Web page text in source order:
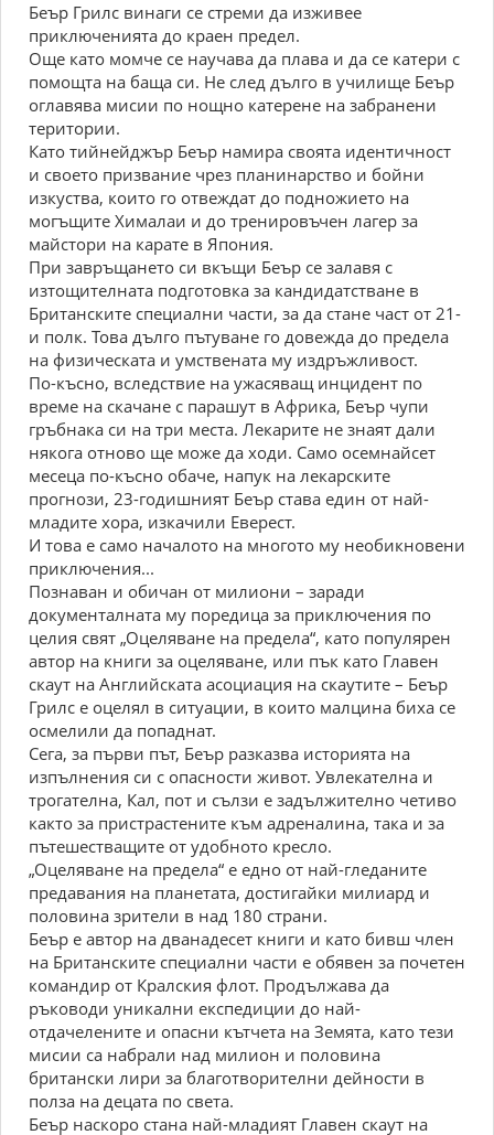
Беър Грилс винаги се стреми да изживее
приключенията до краен предел.
Още като момче се научава да плава и да се катери с
помощта на баща си. Не след дълго в училище Беър
оглавява мисии по нощно катерене на забранени
територии.
Като тийнейджър Беър намира своята идентичност
и своето призвание чрез планинарство и бойни
изкуства, които го отвеждат до подножието на
могъщите Хималаи и до тренировъчен лагер за
майстори на карате в Япония.
При завръщането си вкъщи Беър се залавя с
изтощителната подготовка за кандидатстване в
Британските специални части, за да стане част от 21-
и полк. Това дълго пътуване го довежда до предела
на физическата и умствената му издръжливост.
По-късно, вследствие на ужасяващ инцидент по
време на скачане с парашут в Африка, Беър чупи
гръбнака си на три места. Лекарите не знаят дали
някога отново ще може да ходи. Само осемнайсет
месеца по-късно обаче, напук на лекарските
прогнози, 23-годишният Беър става един от най-
младите хора, изкачили Еверест.
И това е само началото на многото му необикновени
приключения...
Познаван и обичан от милиони – заради
документалната му поредица за приключения по
целия свят „Оцеляване на предела“, като популярен
автор на книги за оцеляване, или пък като Главен
скаут на Английската асоциация на скаутите – Беър
Грилс е оцелял в ситуации, в които малцина биха се
осмелили да попаднат.
Сега, за първи път, Беър разказва историята на
изпълнения си с опасности живот. Увлекателна и
трогателна, Кал, пот и сълзи е задължително четиво
както за пристрастените към адреналина, така и за
пътешестващите от удобното кресло.
„Оцеляване на предела“ е едно от най-гледаните
предавания на планетата, достигайки милиард и
половина зрители в над 180 страни.
Беър е автор на дванадесет книги и като бивш член
на Британските специални части е обявен за почетен
командир от Кралския флот. Продължава да
ръководи уникални експедиции до най-
отдачелените и опасни кътчета на Земята, като тези
мисии са набрали над милион и половина
британски лири за благотворителни дейности в
полза на децата по света.
Беър наскоро стана най-младият Главен скаут на